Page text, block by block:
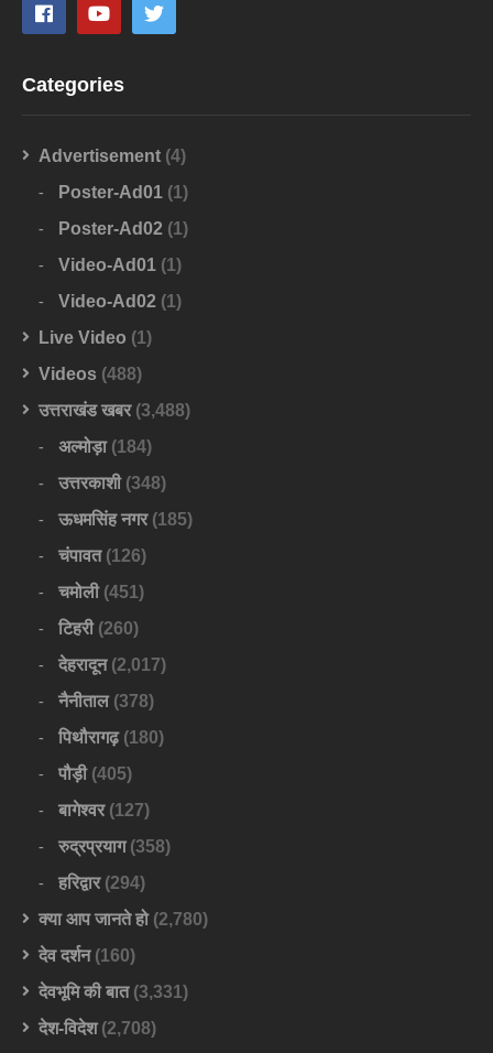
Categories
Advertisement (4)
Poster-Ad01 (1)
Poster-Ad02 (1)
Video-Ad01 (1)
Video-Ad02 (1)
Live Video (1)
Videos (488)
उत्तराखंड खबर(3,488)
अल्मोड़ा(184)
उत्तरकाशी(348)
ऊधमसिंह नगर(185)
चंपावत(126)
चमोली(451)
टिहरी(260)
देहरादून(2,017)
नैनीताल(378)
पिथौरागढ़(180)
पौड़ी(405)
बागेश्वर(127)
रुद्रप्रयाग(358)
हरिद्वार(294)
क्या आप जानते हो(2,780)
देव दर्शन(160)
देवभूमि की बात(3,331)
देश-विदेश(2,708)